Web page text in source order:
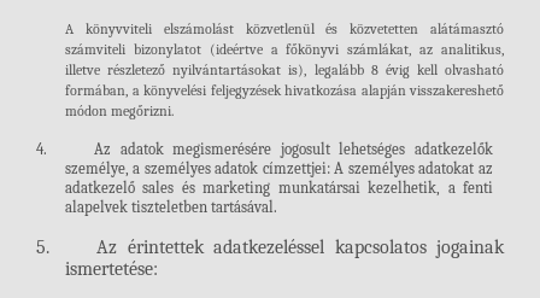
A könyvviteli elszámolást közvetlenül és közvetetten alátámasztó
számviteli bizonylatot (ideértve a főkönyvi számlákat, az analitikus,
illetve részletező nyilvántartásokat is), legalább 8 évig kell olvasható
formában, a könyvelési feljegyzések hivatkozása alapján visszakereshető
módon megőrizni.
4.
Az adatok megismerésére jogosult lehetséges adatkezelők
személye, a személyes adatok címzettjei:A személyes adatokat az
adatkezelő sales és marketing munkatársai kezelhetik, a fenti
alapelvek tiszteletben tartásával.
5. Az érintettek adatkezeléssel kapcsolatos jogainak
ismertetése: